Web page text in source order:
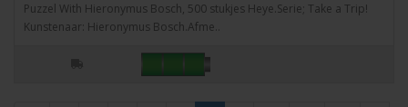
Puzzel With Hieronymus Bosch, 500 stukjes Heye.Serie; Take a Trip!
Kunstenaar: Hieronymus Bosch.Afme..